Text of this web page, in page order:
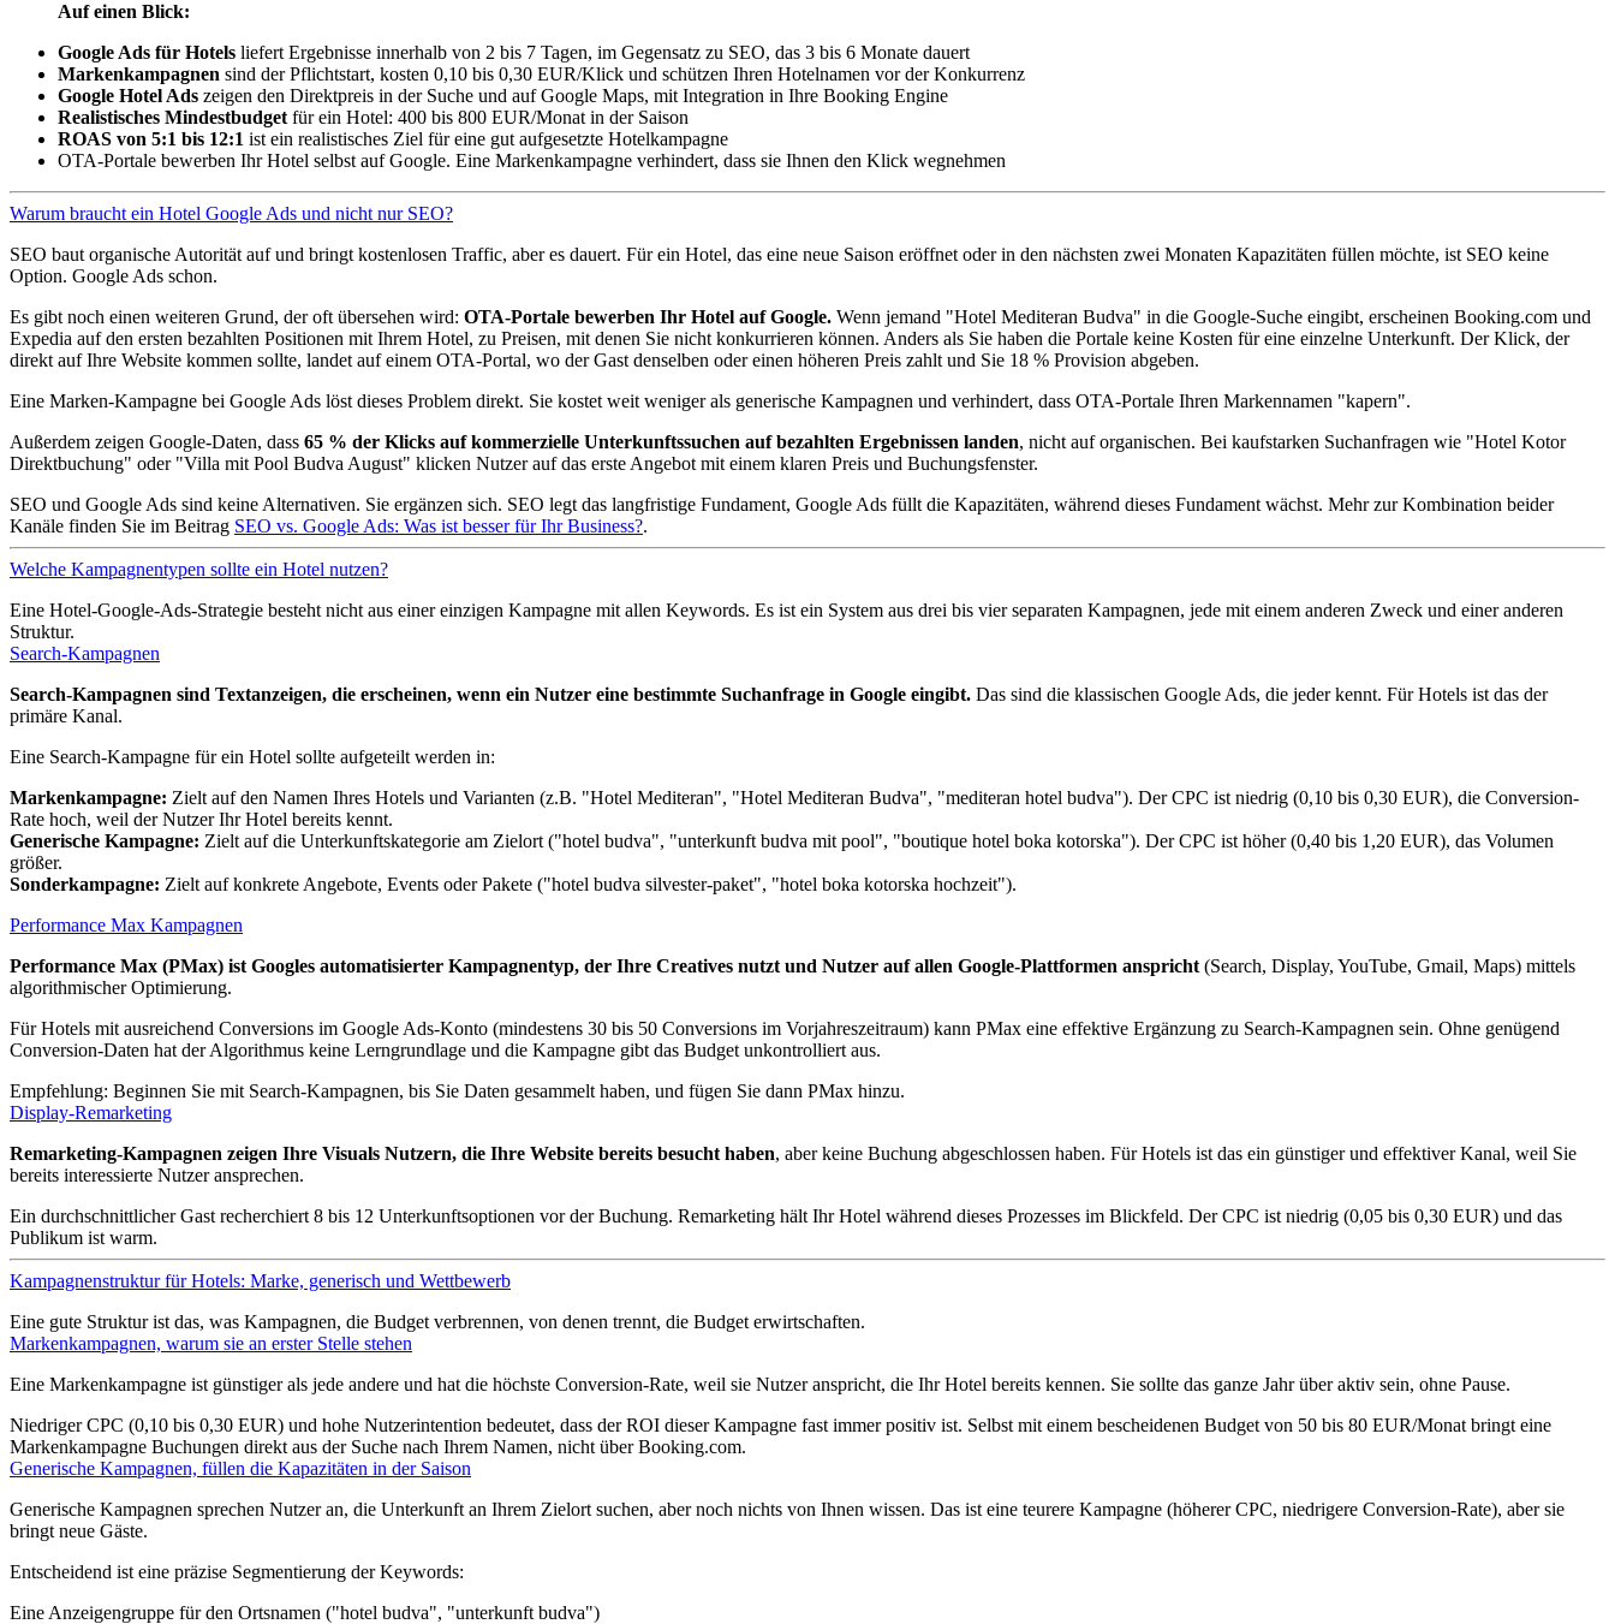
Auf einen Blick:
Google Ads für Hotels liefert Ergebnisse innerhalb von 2 bis 7 Tagen, im Gegensatz zu SEO, das 3 bis 6 Monate dauert
Markenkampagnen sind der Pflichtstart, kosten 0,10 bis 0,30 EUR/Klick und schützen Ihren Hotelnamen vor der Konkurrenz
Google Hotel Ads zeigen den Direktpreis in der Suche und auf Google Maps, mit Integration in Ihre Booking Engine
Realistisches Mindestbudget für ein Hotel: 400 bis 800 EUR/Monat in der Saison
ROAS von 5:1 bis 12:1 ist ein realistisches Ziel für eine gut aufgesetzte Hotelkampagne
OTA-Portale bewerben Ihr Hotel selbst auf Google. Eine Markenkampagne verhindert, dass sie Ihnen den Klick wegnehmen
Warum braucht ein Hotel Google Ads und nicht nur SEO?
SEO baut organische Autorität auf und bringt kostenlosen Traffic, aber es dauert. Für ein Hotel, das eine neue Saison eröffnet oder in den nächsten zwei Monaten Kapazitäten füllen möchte, ist SEO keine
Option. Google Ads schon.
Es gibt noch einen weiteren Grund, der oft übersehen wird: OTA-Portale bewerben Ihr Hotel auf Google. Wenn jemand "Hotel Mediteran Budva" in die Google-Suche eingibt, erscheinen Booking.com und
Expedia auf den ersten bezahlten Positionen mit Ihrem Hotel, zu Preisen, mit denen Sie nicht konkurrieren können. Anders als Sie haben die Portale keine Kosten für eine einzelne Unterkunft. Der Klick, der
direkt auf Ihre Website kommen sollte, landet auf einem OTA-Portal, wo der Gast denselben oder einen höheren Preis zahlt und Sie 18 % Provision abgeben.
Eine Marken-Kampagne bei Google Ads löst dieses Problem direkt. Sie kostet weit weniger als generische Kampagnen und verhindert, dass OTA-Portale Ihren Markennamen "kapern".
Außerdem zeigen Google-Daten, dass 65 % der Klicks auf kommerzielle Unterkunftssuchen auf bezahlten Ergebnissen landen, nicht auf organischen. Bei kaufstarken Suchanfragen wie "Hotel Kotor
Direktbuchung" oder "Villa mit Pool Budva August" klicken Nutzer auf das erste Angebot mit einem klaren Preis und Buchungsfenster.
SEO und Google Ads sind keine Alternativen. Sie ergänzen sich. SEO legt das langfristige Fundament, Google Ads füllt die Kapazitäten, während dieses Fundament wächst. Mehr zur Kombination beider
Kanäle finden Sie im Beitrag SEO vs. Google Ads: Was ist besser für Ihr Business?.
Welche Kampagnentypen sollte ein Hotel nutzen?
Eine Hotel-Google-Ads-Strategie besteht nicht aus einer einzigen Kampagne mit allen Keywords. Es ist ein System aus drei bis vier separaten Kampagnen, jede mit einem anderen Zweck und einer anderen
Struktur.
Search-Kampagnen
Search-Kampagnen sind Textanzeigen, die erscheinen, wenn ein Nutzer eine bestimmte Suchanfrage in Google eingibt. Das sind die klassischen Google Ads, die jeder kennt. Für Hotels ist das der
primäre Kanal.
Eine Search-Kampagne für ein Hotel sollte aufgeteilt werden in:
Markenkampagne: Zielt auf den Namen Ihres Hotels und Varianten (z.B. "Hotel Mediteran", "Hotel Mediteran Budva", "mediteran hotel budva"). Der CPC ist niedrig (0,10 bis 0,30 EUR), die Conversion-
Rate hoch, weil der Nutzer Ihr Hotel bereits kennt.
Generische Kampagne: Zielt auf die Unterkunftskategorie am Zielort ("hotel budva", "unterkunft budva mit pool", "boutique hotel boka kotorska"). Der CPC ist höher (0,40 bis 1,20 EUR), das Volumen
größer.
Sonderkampagne: Zielt auf konkrete Angebote, Events oder Pakete ("hotel budva silvester-paket", "hotel boka kotorska hochzeit").
Performance Max Kampagnen
Performance Max (PMax) ist Googles automatisierter Kampagnentyp, der Ihre Creatives nutzt und Nutzer auf allen Google-Plattformen anspricht (Search, Display, YouTube, Gmail, Maps) mittels
algorithmischer Optimierung.
Für Hotels mit ausreichend Conversions im Google Ads-Konto (mindestens 30 bis 50 Conversions im Vorjahreszeitraum) kann PMax eine effektive Ergänzung zu Search-Kampagnen sein. Ohne genügend
Conversion-Daten hat der Algorithmus keine Lerngrundlage und die Kampagne gibt das Budget unkontrolliert aus.
Empfehlung: Beginnen Sie mit Search-Kampagnen, bis Sie Daten gesammelt haben, und fügen Sie dann PMax hinzu.
Display-Remarketing
Remarketing-Kampagnen zeigen Ihre Visuals Nutzern, die Ihre Website bereits besucht haben, aber keine Buchung abgeschlossen haben. Für Hotels ist das ein günstiger und effektiver Kanal, weil Sie
bereits interessierte Nutzer ansprechen.
Ein durchschnittlicher Gast recherchiert 8 bis 12 Unterkunftsoptionen vor der Buchung. Remarketing hält Ihr Hotel während dieses Prozesses im Blickfeld. Der CPC ist niedrig (0,05 bis 0,30 EUR) und das
Publikum ist warm.
Kampagnenstruktur für Hotels: Marke, generisch und Wettbewerb
Eine gute Struktur ist das, was Kampagnen, die Budget verbrennen, von denen trennt, die Budget erwirtschaften.
Markenkampagnen, warum sie an erster Stelle stehen
Eine Markenkampagne ist günstiger als jede andere und hat die höchste Conversion-Rate, weil sie Nutzer anspricht, die Ihr Hotel bereits kennen. Sie sollte das ganze Jahr über aktiv sein, ohne Pause.
Niedriger CPC (0,10 bis 0,30 EUR) und hohe Nutzerintention bedeutet, dass der ROI dieser Kampagne fast immer positiv ist. Selbst mit einem bescheidenen Budget von 50 bis 80 EUR/Monat bringt eine
Markenkampagne Buchungen direkt aus der Suche nach Ihrem Namen, nicht über Booking.com.
Generische Kampagnen, füllen die Kapazitäten in der Saison
Generische Kampagnen sprechen Nutzer an, die Unterkunft an Ihrem Zielort suchen, aber noch nichts von Ihnen wissen. Das ist eine teurere Kampagne (höherer CPC, niedrigere Conversion-Rate), aber sie
bringt neue Gäste.
Entscheidend ist eine präzise Segmentierung der Keywords:
Eine Anzeigengruppe für den Ortsnamen ("hotel budva", "unterkunft budva")